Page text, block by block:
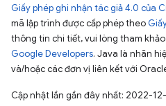
Giấy phép ghi nhận tác giả 4.0 của
mã lập trình được cấp phép theo
thông tin chi tiết, vui lòng tham khảo
Google Developers. Java là nhãn
và/hoặc các đơn vị liên kết với
Cập nhật lần gần đây nhất: 2022-12-